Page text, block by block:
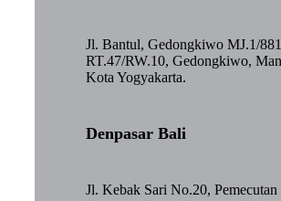
Jl. Bantul, Gedongkiwo MJ.1/
RT.47/RW.10, Gedongkiwo,
Kota Yogyakarta.
Denpasar Bali
Jl. Kebak Sari No.20,